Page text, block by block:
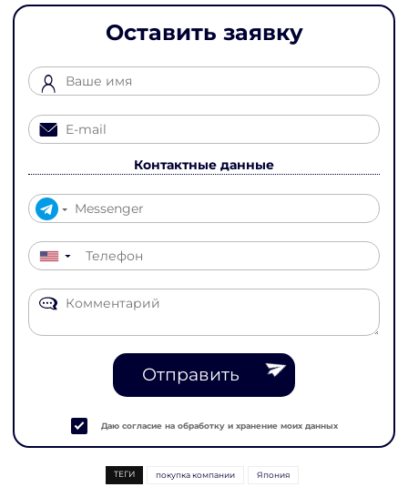
Оставить заявку
Контактные данные
▼
Отправить
Даю согласие на обработку и хранение моих данных
ТЕГИ покупка компании Япония